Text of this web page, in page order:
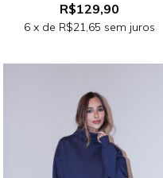
R$129,90
6 x de R$21,65 sem juros